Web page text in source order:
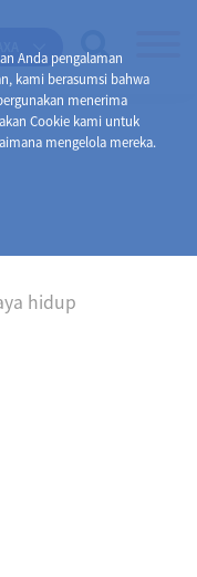
Anda pengalaman
kami berasumsi bahwa
menerima
Cookie kami untuk
mengelola mereka.
hidup